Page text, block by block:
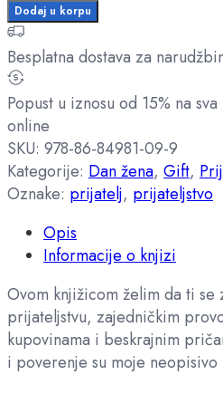
Dodaj u korpu
Besplatna dostava za
Popust u iznosu od 15% na
online
SKU: 978-86-84981-09-9
Kategorije: Dan žena, Gift,
Oznake: prijatelj, prijateljstvo
Opis
Informacije o knjizi
Ovom knjižicom želim da ti se
prijateljstvu, zajedničkim
kupovinama i beskrajnim
i poverenje su moje neopisivo